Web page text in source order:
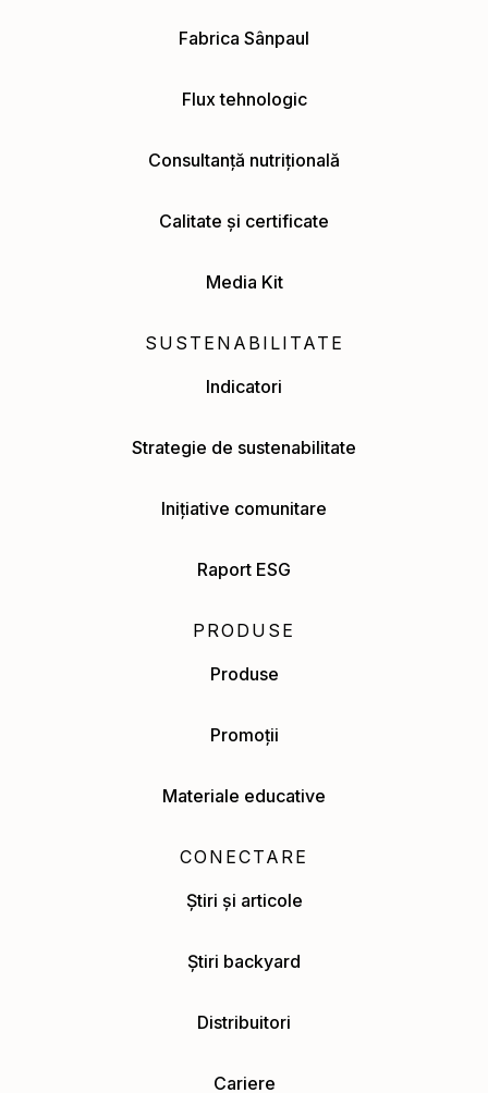
Fabrica Sânpaul
Flux tehnologic
Consultanță nutrițională
Calitate și certificate
Media Kit
SUSTENABILITATE
Indicatori
Strategie de sustenabilitate
Inițiative comunitare
Raport ESG
PRODUSE
Produse
Promoții
Materiale educative
CONECTARE
Știri și articole
Știri backyard
Distribuitori
Cariere